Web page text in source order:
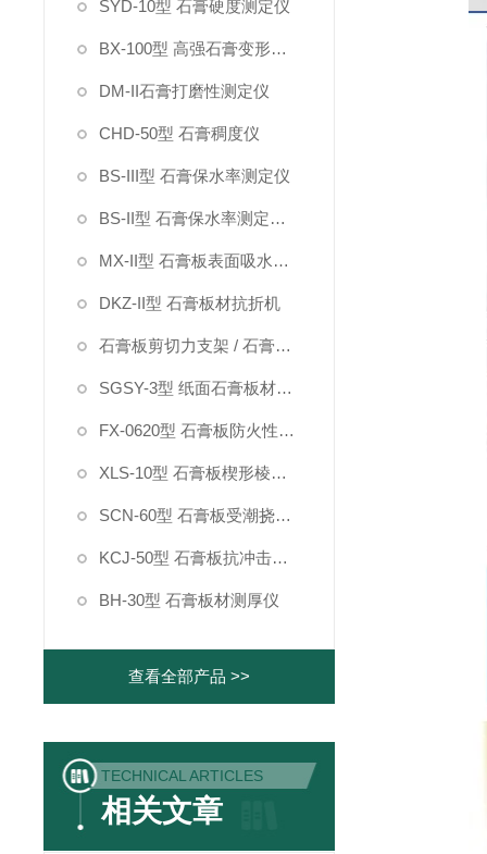
SYD-10型 石膏硬度测定仪
BX-100型 高强石膏变形测定仪
DM-II石膏打磨性测定仪
CHD-50型 石膏稠度仪
BS-III型 石膏保水率测定仪
BS-II型 石膏保水率测定仪（指针）
MX-II型 石膏板表面吸水率测定仪
DKZ-II型 石膏板材抗折机
石膏板剪切力支架 / 石膏板硬度钢针
SGSY-3型 纸面石膏板材受潮挠度试验箱
FX-0620型 石膏板防火性能测定仪
XLS-10型 石膏板楔形棱边深度测定仪
SCN-60型 石膏板受潮挠度测定仪
KCJ-50型 石膏板抗冲击强度测定仪
BH-30型 石膏板材测厚仪
查看全部产品 >>
TECHNICAL ARTICLES
相关文章